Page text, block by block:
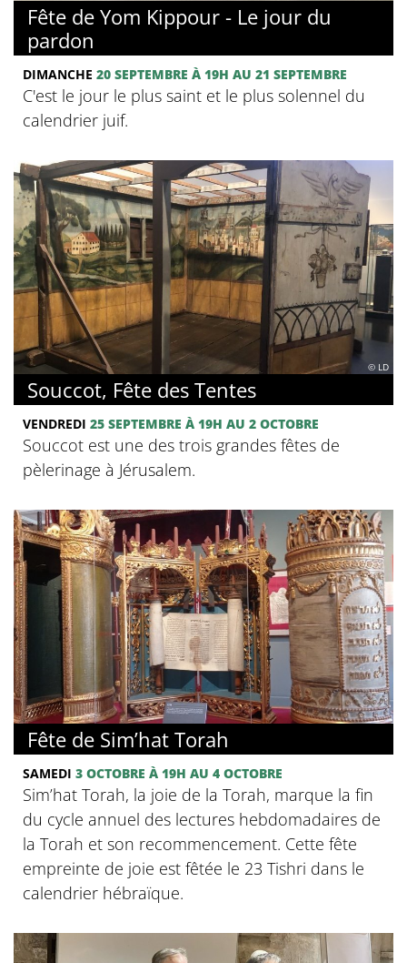
Fête de Yom Kippour - Le jour du
pardon
DIMANCHE 20 SEPTEMBRE À 19H AU 21 SEPTEMBRE
C'est le jour le plus saint et le plus solennel du
calendrier juif.
© LD
Souccot, Fête des Tentes
VENDREDI 25 SEPTEMBRE À 19H AU 2 OCTOBRE
Souccot est une des trois grandes fêtes de
pèlerinage à Jérusalem.
Fête de Sim’hat Torah
SAMEDI 3 OCTOBRE À 19H AU 4 OCTOBRE
Sim’hat Torah, la joie de la Torah, marque la fin
du cycle annuel des lectures hebdomadaires de
la Torah et son recommencement. Cette fête
empreinte de joie est fêtée le 23 Tishri dans le
calendrier hébraïque.